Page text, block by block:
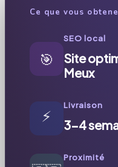
Ce que vous
🎯
SEO local
Site
Meux
⚡
Livraison
3-4
Proximité